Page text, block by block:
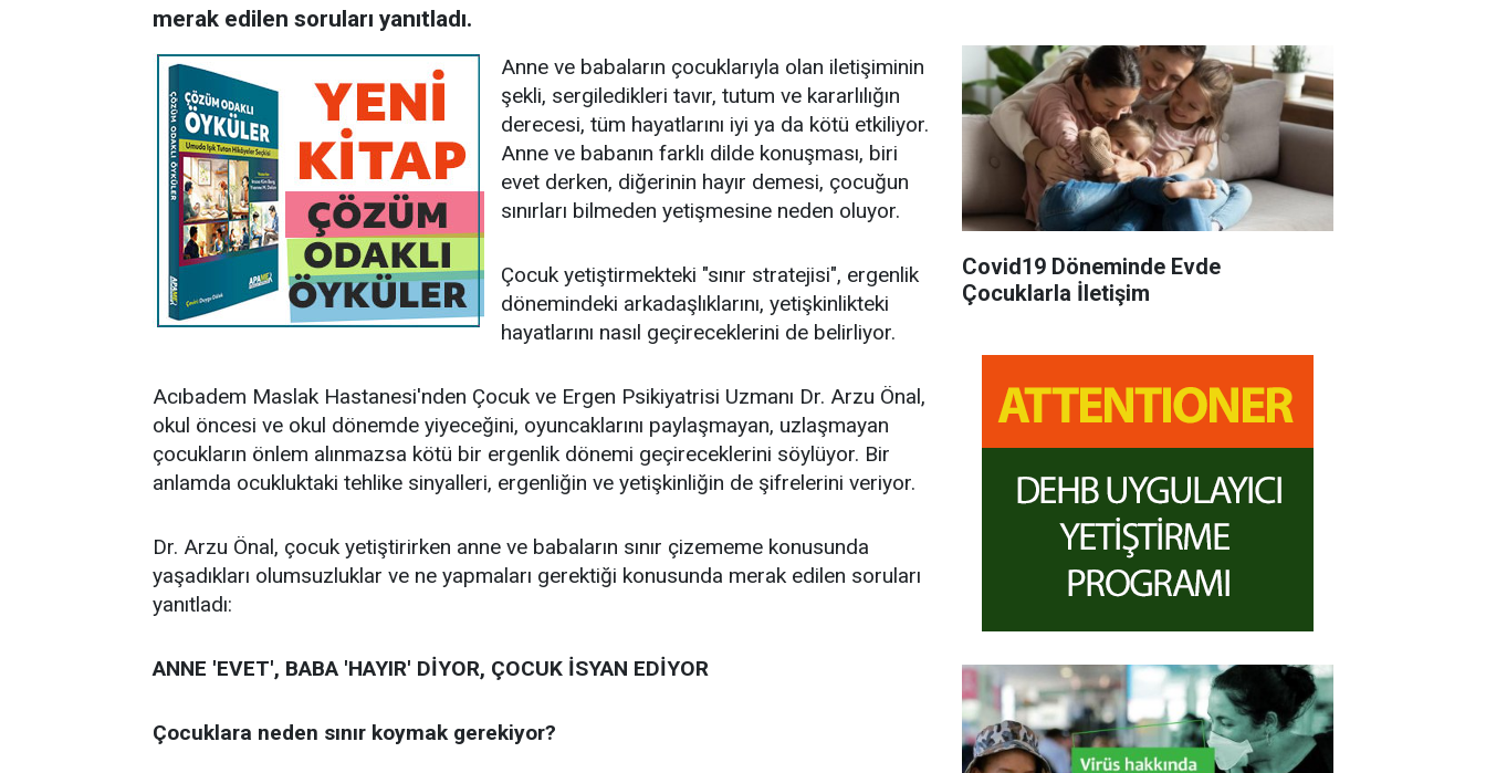
merak edilen soruları yanıtladı.
Anne ve babaların çocuklarıyla olan iletişiminin
şekli, sergiledikleri tavır, tutum ve kararlılığın
derecesi, tüm hayatlarını iyi ya da kötü etkiliyor.
Anne ve babanın farklı dilde konuşması, biri
evet derken, diğerinin hayır demesi, çocuğun
sınırları bilmeden yetişmesine neden oluyor.
Çocuk yetiştirmekteki "sınır stratejisi", ergenlik
dönemindeki arkadaşlıklarını, yetişkinlikteki
hayatlarını nasıl geçireceklerini de belirliyor.
Acıbadem Maslak Hastanesi'nden Çocuk ve Ergen Psikiyatrisi Uzmanı Dr. Arzu Önal,
okul öncesi ve okul dönemde yiyeceğini, oyuncaklarını paylaşmayan, uzlaşmayan
çocukların önlem alınmazsa kötü bir ergenlik dönemi geçireceklerini söylüyor. Bir
anlamda ocukluktaki tehlike sinyalleri, ergenliğin ve yetişkinliğin de şifrelerini veriyor.
Dr. Arzu Önal, çocuk yetiştirirken anne ve babaların sınır çizememe konusunda
yaşadıkları olumsuzluklar ve ne yapmaları gerektiği konusunda merak edilen soruları
yanıtladı:
ANNE 'EVET', BABA 'HAYIR' DİYOR, ÇOCUK İSYAN EDİYOR
Çocuklara neden sınır koymak gerekiyor?
Covid19 Döneminde Evde
Çocuklarla İletişim